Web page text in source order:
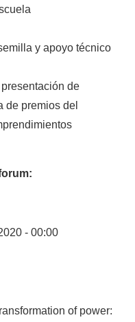
y apoyo técnico
de
de premios del
- 00:00
of power: